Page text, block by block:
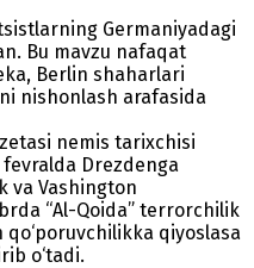
Germaniyadagi
Bu mavzu nafaqat
Berlin shaharlari
nishonlash arafasida
nemis tarixchisi
fevralda Drezdenga
va Vashington
“Al-Qoida” terrorchilik
qiyoslasa
o‘tadi.